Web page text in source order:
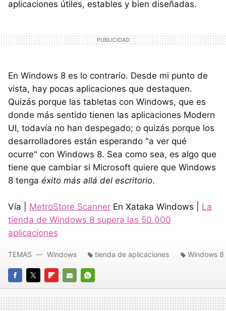
aplicaciones útiles, estables y bien diseñadas.
En Windows 8 es lo contrario. Desde mi punto de
vista, hay pocas aplicaciones que destaquen.
Quizás porque las tabletas con Windows, que es
donde más sentido tienen las aplicaciones Modern
UI, todavía no han despegado; o quizás porque los
desarrolladores están esperando "a ver qué
ocurre" con Windows 8. Sea como sea, es algo que
tiene que cambiar si Microsoft quiere que Windows
8 tenga éxito más allá del escritorio.
Vía | MetroStore Scanner En Xataka Windows | La
tienda de Windows 8 supera las 50.000
aplicaciones
FACEBOOK
TWITTERFLIPBOARD
E-
MAIL
WHATSAPP
TEMAS Windows tienda de aplicaciones Windows 8